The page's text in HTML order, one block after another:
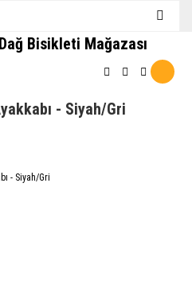
Bisikleti Mağazası
- Siyah/Gri